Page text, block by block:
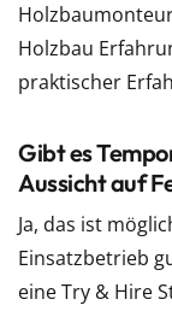
Holzbau
praktischer
Gibt es
Aussicht auf
Ja, das ist
Einsatzbetrieb
eine Try & Hire